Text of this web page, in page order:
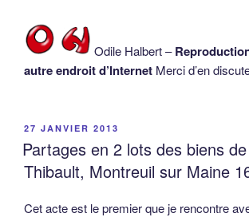
Odile Halbert –
autre endroit d’Internet Merci d’en
PUBLIÉ
LE
27 JANVIER 2013
Partages en 2 lots des biens
Thibault, Montreuil sur Maine
Cet acte est le premier que je rencontre